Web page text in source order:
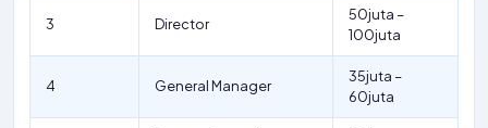
3 Director
50juta –
100juta
4 General Manager
35juta –
60juta